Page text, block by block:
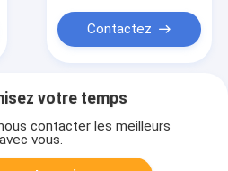
Contactez
votre temps
contacter les meilleurs
vous.